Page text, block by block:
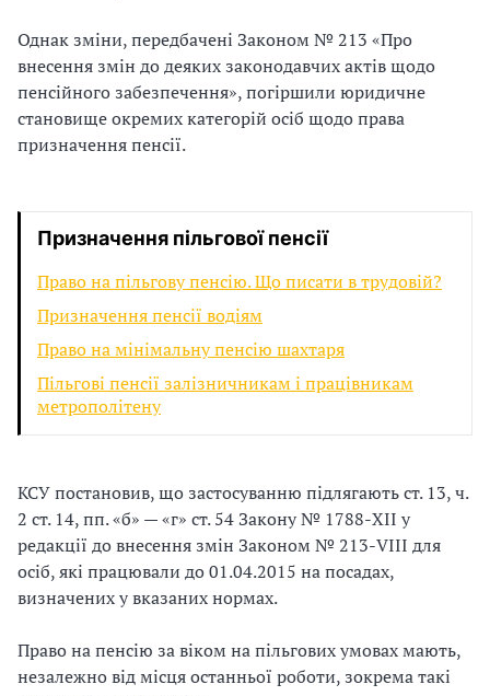
Однак зміни, передбачені Законом № 213 «Про
внесення змін до деяких законодавчих актів щодо
пенсійного забезпечення», погіршили юридичне
становище окремих категорій осіб щодо права
призначення пенсії.
Призначення пільгової пенсії
Право на пільгову пенсію. Що писати в трудовій?
Призначення пенсії водіям
Право на мінімальну пенсію шахтаря
Пільгові пенсії залізничникам і працівникам
метрополітену
КСУ постановив, що застосуванню підлягають ст. 13, ч.
2 ст. 14, пп. «б» — «г» ст. 54 Закону № 1788-XII у
редакції до внесення змін Законом № 213-VIII для
осіб, які працювали до 01.04.2015 на посадах,
визначених у вказаних нормах.
Право на пенсію за віком на пільгових умовах мають,
незалежно від місця останньої роботи, зокрема такі
й
н
о
а
ц